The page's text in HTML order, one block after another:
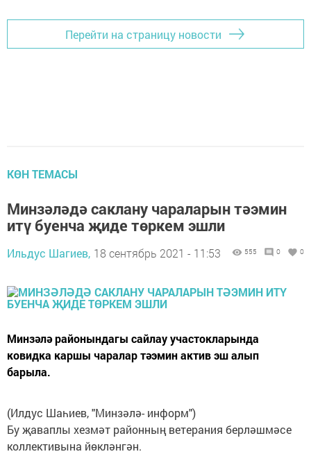
Перейти на страницу новости
КӨН ТЕМАСЫ
Минзәләдә саклану чараларын тәэмин
итү буенча җиде төркем эшли
Ильдус Шагиев, 18 сентябрь 2021 - 11:53 555 0 0
Минзәлә районындагы сайлау участокларында
ковидка каршы чаралар тәэмин актив эш алып
барыла.
(Илдус Шаһиев, "Минзәлә- информ")
Бу җаваплы хезмәт районның ветерания берләшмәсе
коллективына йөкләнгән.